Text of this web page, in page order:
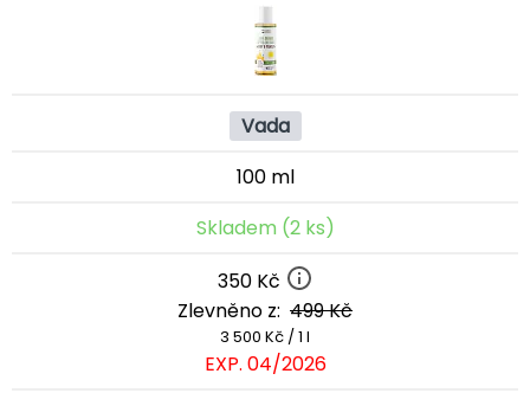
Vada
100 ml
Skladem (2 ks)
350 Kč
Zlevněno z: 499 Kč
3 500 Kč / 1 l
EXP. 04/2026